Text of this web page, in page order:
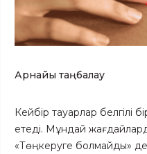
Арнайы таңбалау
Кейбір тауарлар белгілі
етеді. Мұндай
«Төңкеруге болмайды»